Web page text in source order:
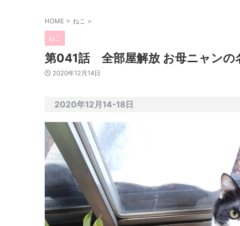
HOME > ねこ >
ねこ
第041話 全部屋解放 お母ニャンの
2020年12月14日
2020年12月14-18日